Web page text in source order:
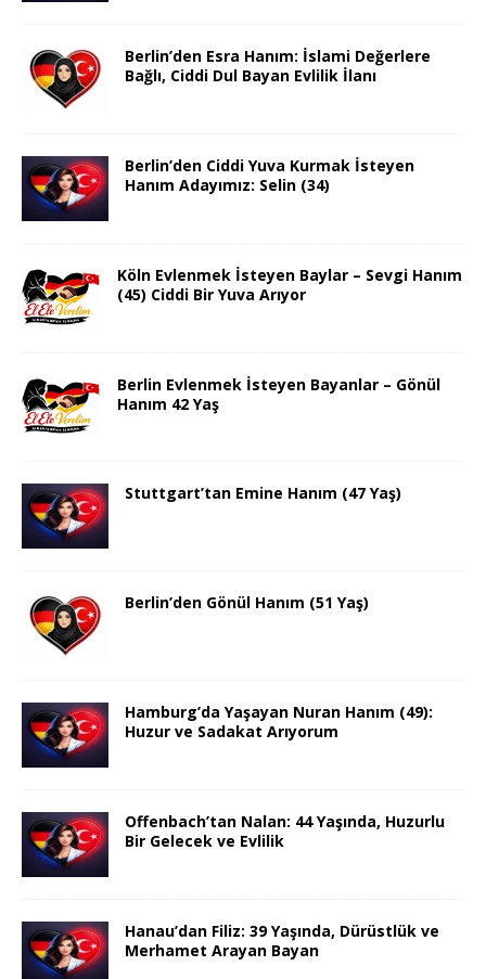
Berlin’den Esra Hanım: İslami Değerlere
Bağlı, Ciddi Dul Bayan Evlilik İlanı
Berlin’den Ciddi Yuva Kurmak İsteyen
Hanım Adayımız: Selin (34)
Köln Evlenmek İsteyen Baylar – Sevgi Hanım
(45) Ciddi Bir Yuva Arıyor
Berlin Evlenmek İsteyen Bayanlar – Gönül
Hanım 42 Yaş
Stuttgart’tan Emine Hanım (47 Yaş)
Berlin’den Gönül Hanım (51 Yaş)
Hamburg’da Yaşayan Nuran Hanım (49):
Huzur ve Sadakat Arıyorum
Offenbach’tan Nalan: 44 Yaşında, Huzurlu
Bir Gelecek ve Evlilik
Hanau’dan Filiz: 39 Yaşında, Dürüstlük ve
Merhamet Arayan Bayan